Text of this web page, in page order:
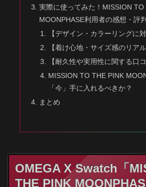
実際に使ってみた！MISSION TO
MOONPHASE利用者の感想・評判
【デザイン・カラーリングに
【着け心地・サイズ感のリア
【耐久性や実用性に関する口
MISSION TO THE PINK
「今」手に入れるべきか？
まとめ
OMEGA X Swatch「
THE PINK